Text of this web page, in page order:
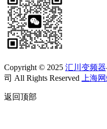
Copyright © 2025 汇川变频器
司 All Rights Reserved
上海
返回顶部